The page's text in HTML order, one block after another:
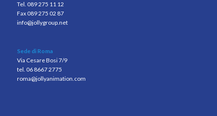
Tel. 089 275 11 12
Fax 089 275 02 87
info@jollygroup.net
Sede di Roma
Via Cesare Bosi 7/9
tel. 06 8667 2775
roma@jollyanimation.com